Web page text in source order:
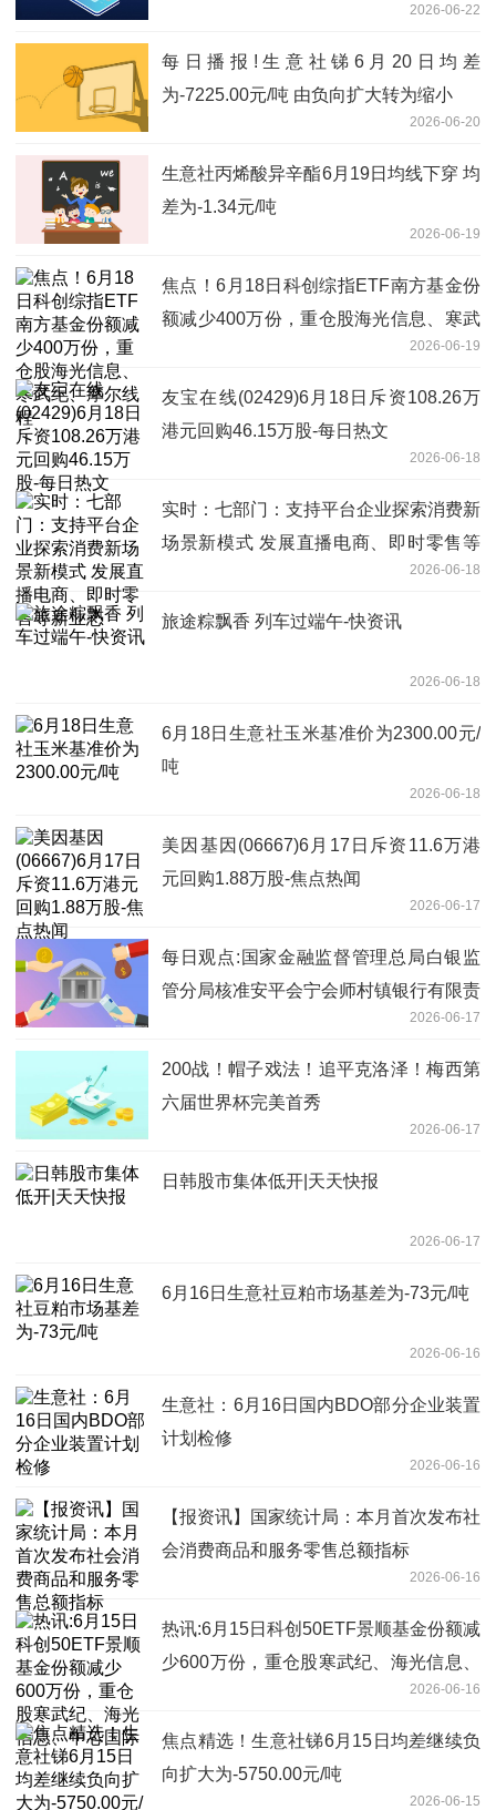
2026-06-22
每日播报!生意社锑6月20日均差
为-7225.00元/吨 由负向扩大转为缩小
2026-06-20
生意社丙烯酸异辛酯6月19日均线下穿 均
差为-1.34元/吨
2026-06-19
焦点！6月18日科创综指ETF南方基金份
额减少400万份，重仓股海光信息、寒武
2026-06-19
友宝在线(02429)6月18日斥资108.26万
港元回购46.15万股-每日热文
2026-06-18
实时：七部门：支持平台企业探索消费新
场景新模式 发展直播电商、即时零售等
2026-06-18
旅途粽飘香 列车过端午-快资讯
2026-06-18
6月18日生意社玉米基准价为2300.00元/
吨
2026-06-18
美因基因(06667)6月17日斥资11.6万港
元回购1.88万股-焦点热闻
2026-06-17
每日观点:国家金融监督管理总局白银监
管分局核准安平会宁会师村镇银行有限责
2026-06-17
200战！帽子戏法！追平克洛泽！梅西第
六届世界杯完美首秀
2026-06-17
日韩股市集体低开|天天快报
2026-06-17
6月16日生意社豆粕市场基差为-73元/吨
2026-06-16
生意社：6月16日国内BDO部分企业装置
计划检修
2026-06-16
【报资讯】国家统计局：本月首次发布社
会消费商品和服务零售总额指标
2026-06-16
热讯:6月15日科创50ETF景顺基金份额减
少600万份，重仓股寒武纪、海光信息、
2026-06-16
焦点精选！生意社锑6月15日均差继续负
向扩大为-5750.00元/吨
2026-06-15